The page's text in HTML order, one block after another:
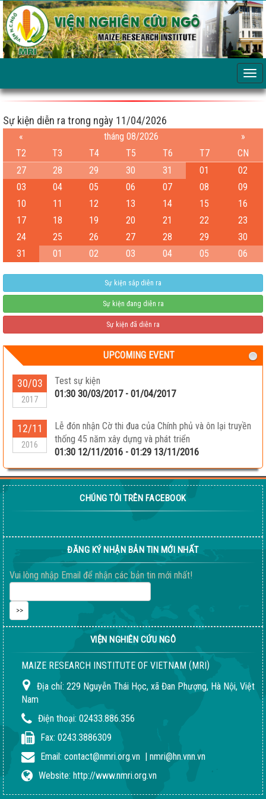
Sự kiện diễn ra trong ngày 11/04/2026
« tháng 08/2026
»
T2
T3 T4 T5 T6 T7
CN
27
28 29 30 31 01
02
03
04 05 06 07 08
09
10
11 12 13 14 15
16
17
18 19 20 21 22
23
24
25 26 27 28 29
30
31
01 02 03 04 05 06
Sự kiện sắp diễn ra
Sự kiện đang diễn ra
Sự kiện đã diễn ra
UPCOMING EVENT
30/03
2017
Test sự kiện
01:30 30/03/2017 - 01/04/2017
12/11
2016
Lễ đón nhận Cờ thi đua của Chính phủ và ôn lại truyền
thống 45 năm xây dựng và phát triển
01:30 12/11/2016 - 01:29 13/11/2016
CHÚNG TÔI TRÊN FACEBOOK
ĐĂNG KÝ NHẬN BẢN TIN MỚI NHẤT
Vui lòng nhập Email để nhận các bản tin mới nhất!
VIỆN NGHIÊN CỨU NGÔ
MAIZE RESEARCH INSTITUTE OF VIETNAM ( MRI )
Địa chỉ: 229 Nguyễn Thái Học, xã Đan Phượng, Hà Nội, Việt
Nam
Điện thoại: 02433.886.356
Fax: 0243.3886309
Email: contact@nmri.org.vn
nmri@hn.vnn.vn
Website: http://www.nmri.org.vn